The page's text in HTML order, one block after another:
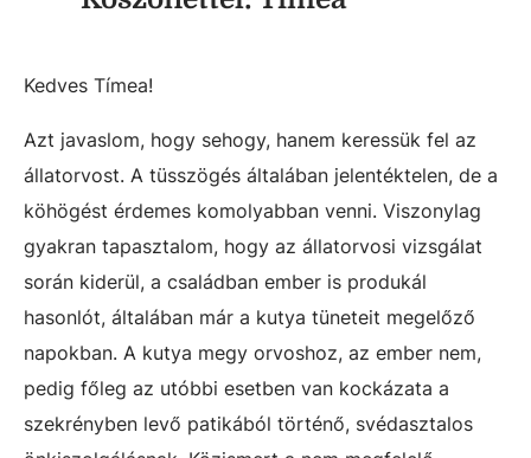
Kedves Tímea!
Azt javaslom, hogy sehogy, hanem keressük fel az
állatorvost. A tüsszögés általában jelentéktelen, de a
köhögést érdemes komolyabban venni. Viszonylag
gyakran tapasztalom, hogy az állatorvosi vizsgálat
során kiderül, a családban ember is produkál
hasonlót, általában már a kutya tüneteit megelőző
napokban. A kutya megy orvoshoz, az ember nem,
pedig főleg az utóbbi esetben van kockázata a
szekrényben levő patikából történő, svédasztalos